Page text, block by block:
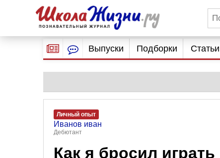
Выпуски Подборки Статьи
Личный опыт
Иванов иван
Дебютант
Как я бросил